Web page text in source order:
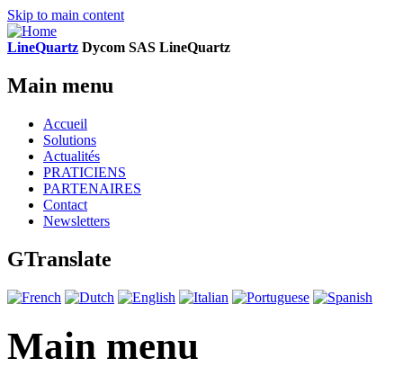
Skip to main content
LineQuartz Dycom SAS LineQuartz
Main menu
Accueil
Solutions
Actualités
PRATICIENS
PARTENAIRES
Contact
Newsletters
GTranslate
Main menu